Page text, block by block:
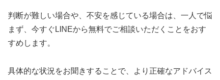
判断が難しい場合や、不安を感じている場合は、一人で悩
まず、今すぐLINEから無料でご相談いただくことをおす
すめします。
具体的な状況をお聞きすることで、より正確なアドバイス